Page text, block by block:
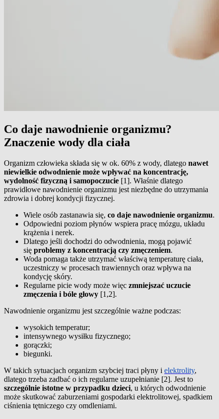
Co daje nawodnienie organizmu?
Znaczenie wody dla ciała
Organizm człowieka składa się w ok. 60% z wody, dlatego nawet
niewielkie odwodnienie może wpływać na koncentrację,
wydolność fizyczną i samopoczucie [1]. Właśnie dlatego
prawidłowe nawodnienie organizmu jest niezbędne do utrzymania
zdrowia i dobrej kondycji fizycznej.
Wiele osób zastanawia się, co daje nawodnienie organizmu.
Odpowiedni poziom płynów wspiera pracę mózgu, układu
krążenia i nerek.
Dlatego jeśli dochodzi do odwodnienia, mogą pojawić
się problemy z koncentracją czy zmęczeniem.
Woda pomaga także utrzymać właściwą temperaturę ciała,
uczestniczy w procesach trawiennych oraz wpływa na
kondycję skóry.
Regularne picie wody może więc zmniejszać uczucie
zmęczenia i bóle głowy [1,2].
Nawodnienie organizmu jest szczególnie ważne podczas:
wysokich temperatur;
intensywnego wysiłku fizycznego;
gorączki;
biegunki.
W takich sytuacjach organizm szybciej traci płyny i elektrolity,
dlatego trzeba zadbać o ich regularne uzupełnianie [2]. Jest to
szczególnie istotne w przypadku dzieci, u których odwodnienie
może skutkować zaburzeniami gospodarki elektrolitowej, spadkiem
ciśnienia tętniczego czy omdleniami.